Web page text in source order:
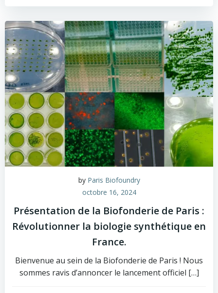
by Paris Biofoundry
octobre 16, 2024
Présentation de la Biofonderie de Paris :
Révolutionner la biologie synthétique en
France.
Bienvenue au sein de la Biofonderie de Paris ! Nous
sommes ravis d’annoncer le lancement officiel […]